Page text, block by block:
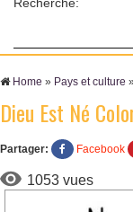
Home » Pays et culture
Dieu Est Né
Partager: Facebook
1053 vues